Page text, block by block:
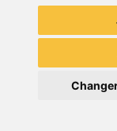
Voir
Télécharge